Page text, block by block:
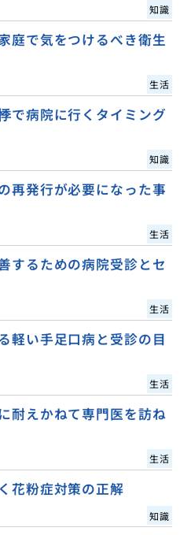
知識
庭で気をつけるべき衛生
生活
で病院に行くタイミング
知識
再発行が必要になった事
生活
するための病院受診とセ
生活
軽い手足口病と受診の目
生活
耐えかねて専門医を訪ね
生活
花粉症対策の正解
知識